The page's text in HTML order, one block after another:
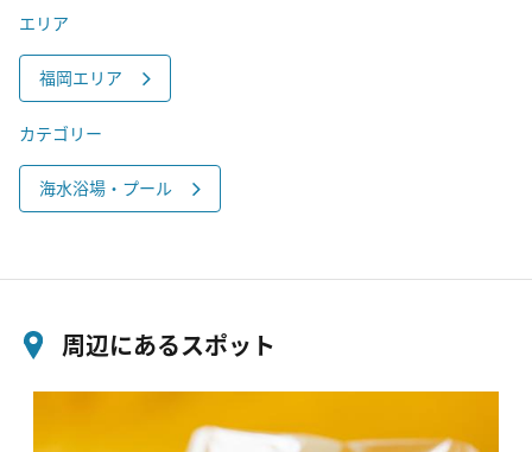
エリア
福岡エリア
カテゴリー
海水浴場・プール
周辺にあるスポット